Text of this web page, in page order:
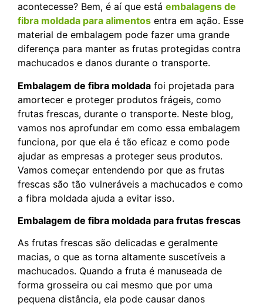
acontecesse? Bem, é aí que está embalagens de
fibra moldada para alimentos entra em ação. Esse
material de embalagem pode fazer uma grande
diferença para manter as frutas protegidas contra
machucados e danos durante o transporte.
Embalagem de fibra moldada foi projetada para
amortecer e proteger produtos frágeis, como
frutas frescas, durante o transporte. Neste blog,
vamos nos aprofundar em como essa embalagem
funciona, por que ela é tão eficaz e como pode
ajudar as empresas a proteger seus produtos.
Vamos começar entendendo por que as frutas
frescas são tão vulneráveis a machucados e como
a fibra moldada ajuda a evitar isso.
Embalagem de fibra moldada para frutas frescas
As frutas frescas são delicadas e geralmente
macias, o que as torna altamente suscetíveis a
machucados. Quando a fruta é manuseada de
forma grosseira ou cai mesmo que por uma
pequena distância, ela pode causar danos